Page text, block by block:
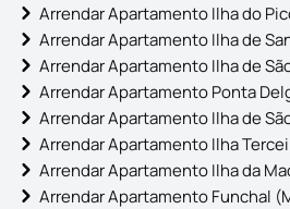
Arrendar Apartamento Ilha do
Arrendar Apartamento Ilha de
Arrendar Apartamento Ilha de
Arrendar Apartamento Ponta
Arrendar Apartamento Ilha de
Arrendar Apartamento Ilha
Arrendar Apartamento Ilha da
Arrendar Apartamento Funchal